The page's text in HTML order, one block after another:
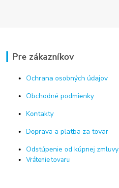
Pre zákazníkov
Ochrana osobných údajov
Obchodné podmienky
Kontakty
Doprava a platba za tovar
Odstúpenie od kúpnej zmluvy
Vrátenie tovaru